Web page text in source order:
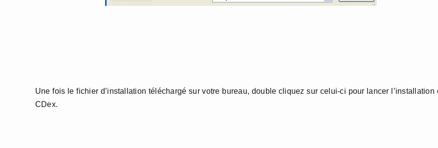
Une fois le fichier d’installation téléchargé sur votre bureau, double cliquez sur celui-ci pour lancer l’installation
CDex.